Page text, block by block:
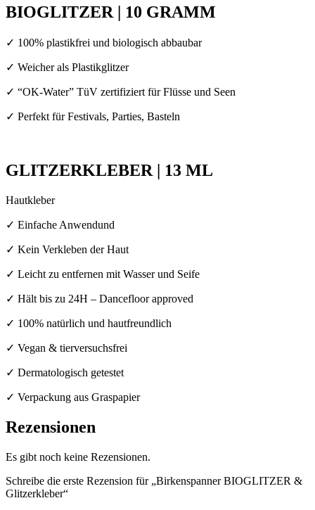
BIOGLITZER | 10 GRAMM
✓ 100% plastikfrei und biologisch abbaubar
✓ Weicher als Plastikglitzer
✓ “OK-Water” TüV zertifiziert für Flüsse und Seen
✓ Perfekt für Festivals, Parties, Basteln
GLITZERKLEBER | 13 ML
Hautkleber
✓ Einfache Anwendund
✓ Kein Verkleben der Haut
✓ Leicht zu entfernen mit Wasser und Seife
✓ Hält bis zu 24H – Dancefloor approved
✓ 100% natürlich und hautfreundlich
✓ Vegan & tierversuchsfrei
✓ Dermatologisch getestet
✓ Verpackung aus Graspapier
Rezensionen
Es gibt noch keine Rezensionen.
Schreibe die erste Rezension für „Birkenspanner BIOGLITZER &
Glitzerkleber“